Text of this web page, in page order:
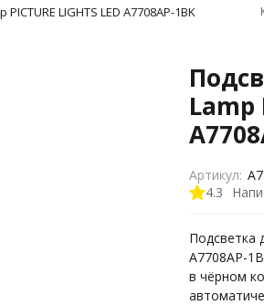
LIGHTS LED A7708AP-1BK
Lamp
4.3
Артикул:
Подсветка
A7708AP-
в чёрном